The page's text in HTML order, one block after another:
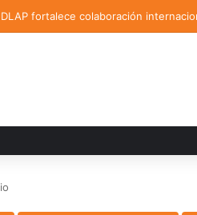
fortalece colaboración